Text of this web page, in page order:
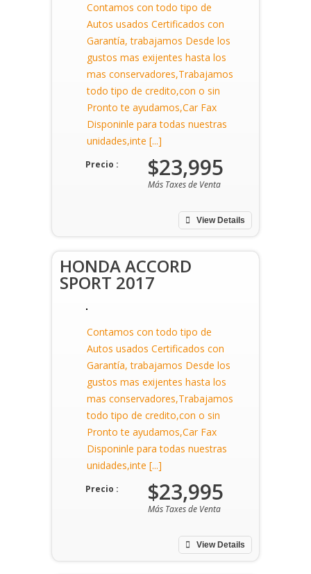
Contamos con todo tipo de
Autos usados Certificados con
Garantía, trabajamos Desde los
gustos mas exijentes hasta los
mas conservadores,Trabajamos
todo tipo de credito,con o sin
Pronto te ayudamos,Car Fax
Disponinle para todas nuestras
unidades,inte [...]
View Details
Precio : $23,995
Más Taxes de Venta
HONDA ACCORD
SPORT 2017
Contamos con todo tipo de
Autos usados Certificados con
Garantía, trabajamos Desde los
gustos mas exijentes hasta los
mas conservadores,Trabajamos
todo tipo de credito,con o sin
Pronto te ayudamos,Car Fax
Disponinle para todas nuestras
unidades,inte [...]
View Details
Precio : $23,995
Más Taxes de Venta